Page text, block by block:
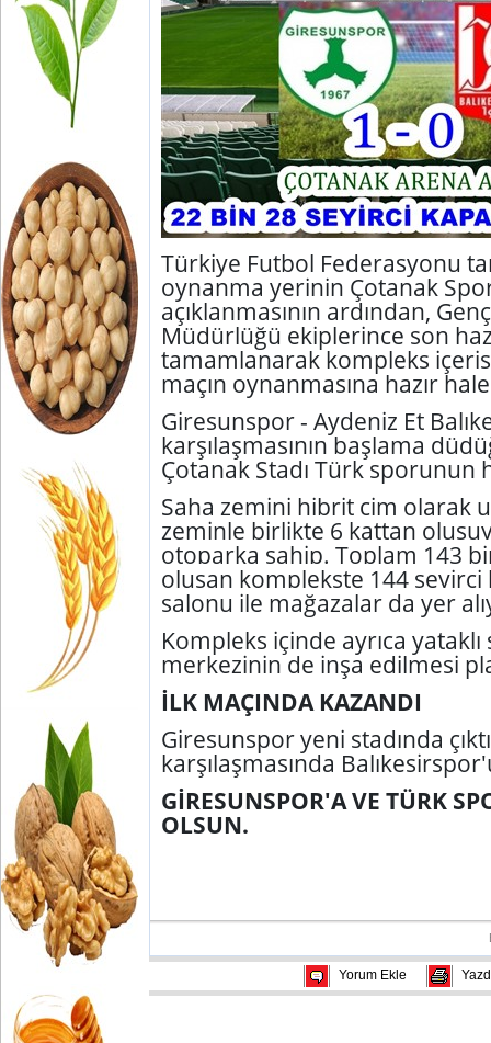
Türkiye Futbol Federasyonu
oynanma yerinin Çotanak
açıklanmasının ardından,
Müdürlüğü ekiplerince son
tamamlanarak kompleks
maçın oynanmasına hazır
Giresunspor - Aydeniz Et
karşılaşmasının başlama
Çotanak Stadı Türk sporunun
Saha zemini hibrit çim olarak
zeminle birlikte 6 kattan
otoparka sahip. Toplam 143
oluşan komplekste 144
salonu ile mağazalar da yer
Kompleks içinde ayrıca
merkezinin de inşa edilmesi
İLK MAÇINDA KAZANDI
Giresunspor yeni stadında
karşılaşmasında
GİRESUNSPOR'A VE TÜRK
OLSUN.
Yorum Ekle